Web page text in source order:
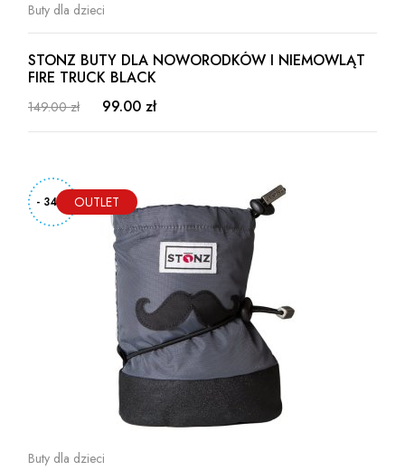
Buty dla dzieci
STONZ BUTY DLA NOWORODKÓW I NIEMOWLĄT
FIRE TRUCK BLACK
149.00 zł 99.00 zł
- 34%
Buty dla dzieci